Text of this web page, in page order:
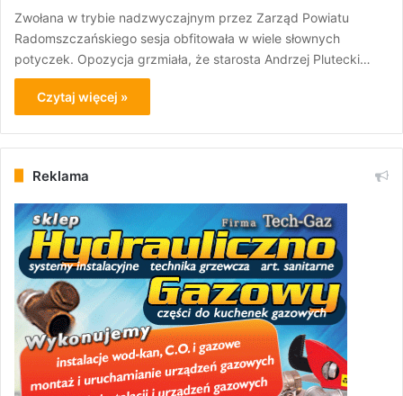
Zwołana w trybie nadzwyczajnym przez Zarząd Powiatu
Radomszczańskiego sesja obfitowała w wiele słownych
potyczek. Opozycja grzmiała, że starosta Andrzej Plutecki…
Czytaj więcej »
Reklama